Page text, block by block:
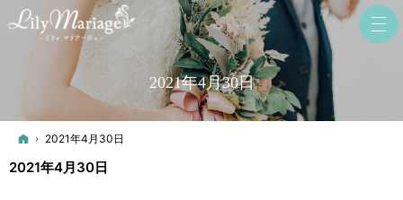
2021年4月30日
ホーム
2021年4月30日
2021年4月30日